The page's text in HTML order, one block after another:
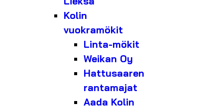
Kolin
vuokramökit
Linta-mökit
Weikan Oy
Hattusaaren
rantamajat
Aada Kolin